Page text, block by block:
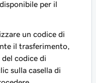
per il
un codice di
il trasferimento,
codice di
sulla casella di